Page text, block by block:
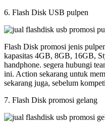
6. Flash Disk USB pulpen
Flash Disk promosi jenis
kapasitas 4GB, 8GB, 16GB,
handphone. segera hubungi
ini. Action sekarang untuk
sekarang juga, sebelum
7. Flash Disk promosi gelang